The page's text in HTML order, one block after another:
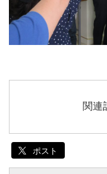
関連
ポスト